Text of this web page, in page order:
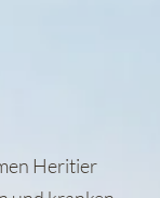
Heritier